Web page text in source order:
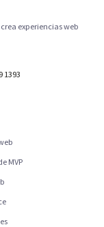
experiencias web
1393
MVP